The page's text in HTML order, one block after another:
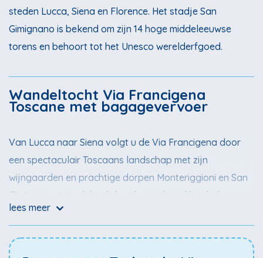
steden Lucca, Siena en Florence. Het stadje San
Gimignano is bekend om zijn 14 hoge middeleeuwse
torens en behoort tot het Unesco werelderfgoed.
Wandeltocht Via Francigena
Toscane met bagagevervoer
Van Lucca naar Siena volgt u de Via Francigena door
een spectaculair Toscaans landschap met zijn
wijngaarden en prachtige dorpen Monteriggioni en San
Gimignano. Wandelend door het golvend landschap
geniet u van de fraaie vergezichten en loopt u langs
lees meer